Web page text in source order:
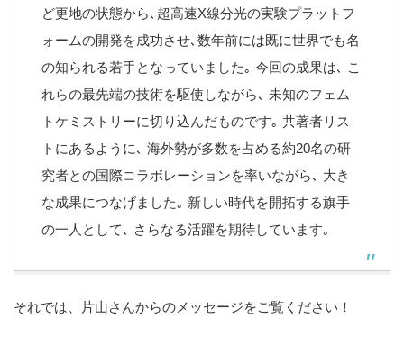
ど更地の状態から､超高速X線分光の実験プラットフ
ォームの開発を成功させ､数年前には既に世界でも名
の知られる若手となっていました｡ 今回の成果は､ こ
れらの最先端の技術を駆使しながら､ 未知のフェム
トケミストリーに切り込んだものです｡ 共著者リス
トにあるように､ 海外勢が多数を占める約20名の研
究者との国際コラボレーションを率いながら､ 大き
な成果につなげました｡ 新しい時代を開拓する旗手
の一人として､ さらなる活躍を期待しています｡
それでは、片山さんからのメッセージをご覧ください！